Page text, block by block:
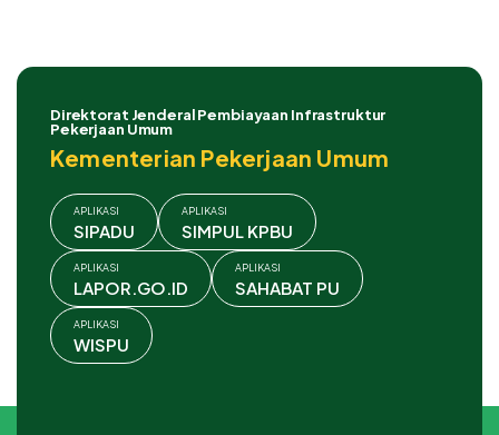
Direktorat Jenderal Pembiayaan Infrastruktur
Pekerjaan Umum
Kementerian Pekerjaan Umum
APLIKASI
SIPADU
APLIKASI
SIMPUL KPBU
APLIKASI
LAPOR.GO.ID
APLIKASI
SAHABAT PU
APLIKASI
WISPU